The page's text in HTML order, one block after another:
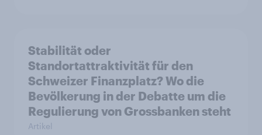
Stabilität oder
Standortattraktivität für den
Schweizer Finanzplatz? Wo die
Bevölkerung in der Debatte um die
Regulierung von Grossbanken steht
Artikel